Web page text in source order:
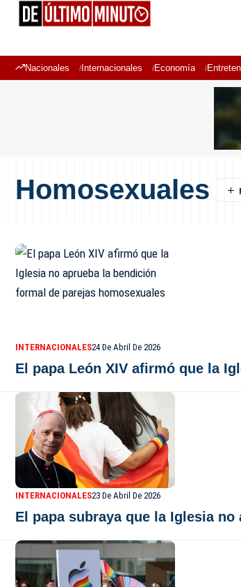
Nacionales Internacionales Economía
Homosexuales
INTERNACIONALES24 De Abril De 2026
El papa León XIV afirmó que la
INTERNACIONALES23 De Abril De 2026
El papa subraya que la Iglesia